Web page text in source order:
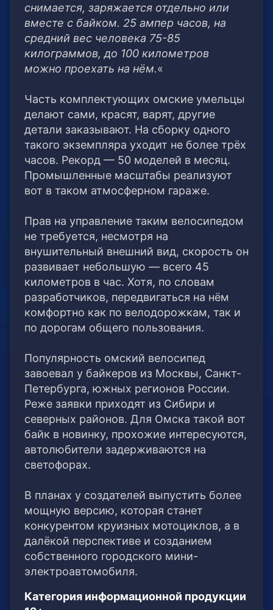
снимается, заряжается отдельно или
вместе с байком. 25 ампер часов, на
средний вес человека 75-85
килограммов, до 100 километров
можно проехать на нём.«
Часть комплектующих омские умельцы
делают сами, красят, варят, другие
детали заказывают. На сборку одного
такого экземпляра уходит не более трёх
часов. Рекорд — 50 моделей в месяц.
Промышленные масштабы реализуют
вот в таком атмосферном гараже.
Прав на управление таким велосипедом
не требуется, несмотря на
внушительный внешний вид, скорость он
развивает небольшую — всего 45
километров в час. Хотя, по словам
разработчиков, передвигаться на нём
комфортно как по велодорожкам, так и
по дорогам общего пользования.
Популярность омский велосипед
завоевал у байкеров из Москвы, Санкт-
Петербурга, южных регионов России.
Реже заявки приходят из Сибири и
северных районов. Для Омска такой вот
байк в новинку, прохожие интересуются,
автолюбители задерживаются на
светофорах.
В планах у создателей выпустить более
мощную версию, которая станет
конкурентом круизных мотоциклов, а в
далёкой перспективе и созданием
собственного городского мини-
электроавтомобиля.
Категория информационной продукции